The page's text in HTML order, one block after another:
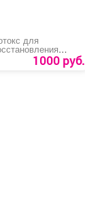
для
волос
1000 руб.